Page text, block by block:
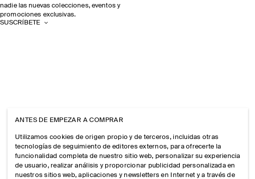
nadie las nuevas colecciones, eventos y
promociones exclusivas.
SUSCRÍBETE
ANTES DE EMPEZAR A COMPRAR
Utilizamos cookies de origen propio y de terceros, incluidas otras
tecnologías de seguimiento de editores externos, para ofrecerte la
funcionalidad completa de nuestro sitio web, personalizar su experiencia
de usuario, realizar análisis y proporcionar publicidad personalizada en
nuestros sitios web, aplicaciones y newsletters en Internet y a través de